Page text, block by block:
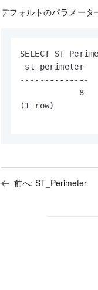
デフォルトのパラメー
SELECT
st_perimeter
--------------
            8
(1 row)
前へ: ST_Perimeter